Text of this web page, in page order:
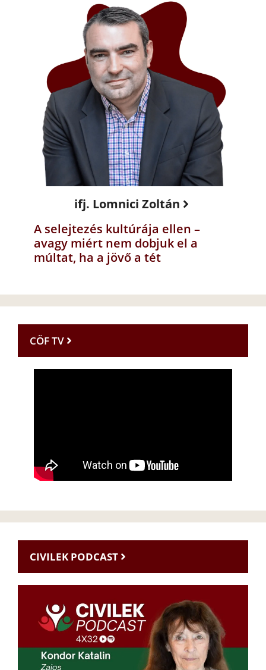
ifj. Lomnici Zoltán
A selejtezés kultúrája ellen –
avagy miért nem dobjuk el a
múltat, ha a jövő a tét
CÖF TV
CIVILEK PODCAST